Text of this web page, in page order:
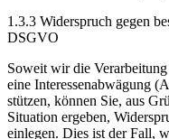
1.3.3 Widerspruch gegen
DSGVO
Soweit wir die
eine Interessenabwägung
stützen, können Sie, aus
Situation ergeben,
einlegen. Dies ist der Fall,